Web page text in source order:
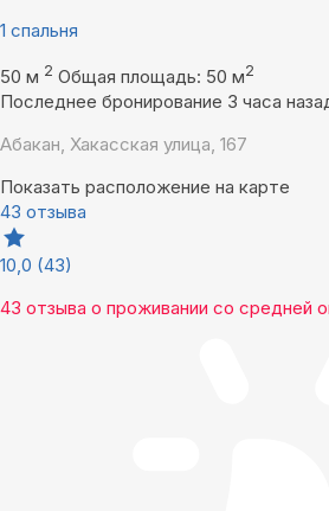
1 спальня
50 м 2 Общая площадь: 50 м2
Последнее бронирование 3 часа
Абакан, Хакасская улица, 167
Показать расположение на карте
43 отзыва
10,0 (43)
43 отзыва о проживании со средней